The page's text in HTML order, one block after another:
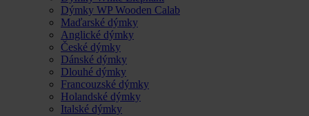
Dýmky WP Wooden Calab
Maďarské dýmky
Anglické dýmky
České dýmky
Dánské dýmky
Dlouhé dýmky
Francouzské dýmky
Holandské dýmky
Italské dýmky